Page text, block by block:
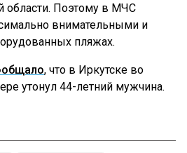
области. Поэтому в МЧС
внимательными и
пляжах.
, что в Иркутске во
утонул 44-летний мужчина.